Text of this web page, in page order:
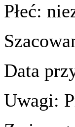
Płeć:
Data
Uwagi: